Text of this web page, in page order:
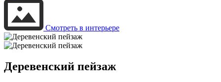
Смотреть в интерьере
Деревенский пейзаж